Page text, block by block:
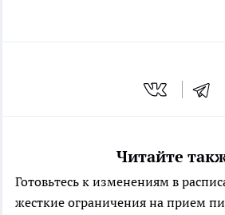
Читайте
Готовьтесь к изменениям в
жесткие ограничения на прием